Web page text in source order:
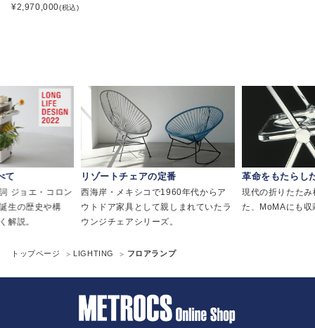
¥2,970,000(税込)
て
ジョエ・コロン
生の歴史や構
解説。
リゾートチェアの定番
西海岸・メキシコで1960年代からア
ウトドア家具として親しまれていたラ
ウンジチェアシリーズ。
革命をもたらし
現代の折りたた
た、MoMAにも収
トップページ LIGHTING フロアランプ